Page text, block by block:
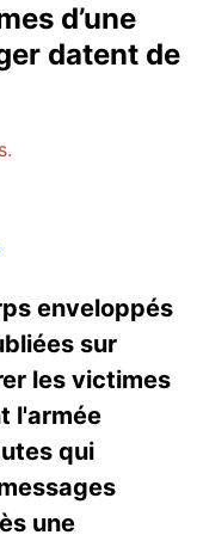
d’une
datent de
enveloppés
sur
les victimes
l'armée
qui
une